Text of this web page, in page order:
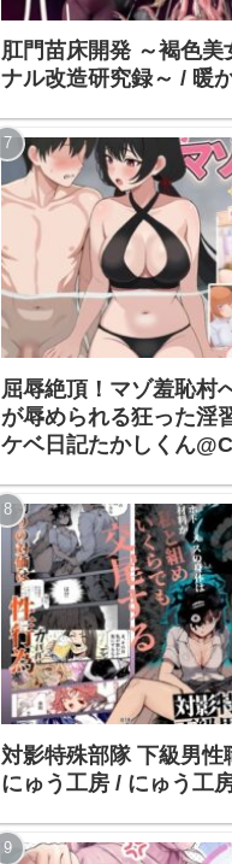
肛門苗床開発 ～褐色美
ナル改造研究録～ / 暖
屈辱絶頂！マゾ羞恥村
が辱められる狂った淫
ケベ日記たかしくん
対影特殊部隊 下級男性
にゅう工房 / にゅう工